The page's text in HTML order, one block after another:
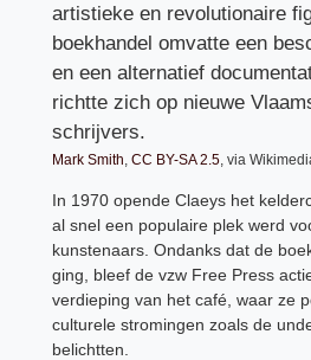
artistieke en revolutionaire
boekhandel omvatte een
en een alternatief
richtte zich op nieuwe
schrijvers.
Mark Smith,CC BY-SA 2.5, via
In 1970 opende Claeys het
al snel een populaire plek werd
kunstenaars. Ondanks dat de
ging, bleef de vzw Free Press
verdieping van het café, waar ze
culturele stromingen zoals de
belichtten.